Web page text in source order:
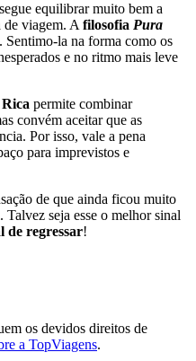
equilibrar muito bem a
de viagem. A filosofia Pura
Sentimo-la na forma como os
e no ritmo mais leve
permite combinar
convém aceitar que as
Por isso, vale a pena
para imprevistos e
de que ainda ficou muito
seja esse o melhor sinal
de regressar!
os devidos direitos de
a TopViagens.